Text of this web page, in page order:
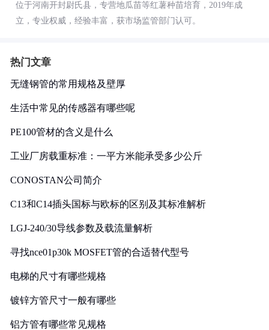
位于河南开封尉氏县，专营地瓜苗等红薯种苗培育，2019年成
立，专业权威，经验丰富，获市场监管部门认可。
热门文章
无缝钢管的常用规格及壁厚
生活中常见的传感器有哪些呢
PE100管材的含义是什么
工业厂房载重标准：一平方米能承受多少公斤
CONOSTAN公司简介
C13和C14插头国标与欧标的区别及其标准解析
LGJ-240/30导线参数及载流量解析
寻找nce01p30k MOSFET管的合适替代型号
电梯的尺寸有哪些规格
镀锌方管尺寸一般有哪些
铝方管有哪些常见规格